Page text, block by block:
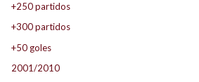
+250 partidos
+300 partidos
+50 goles
2001/2010